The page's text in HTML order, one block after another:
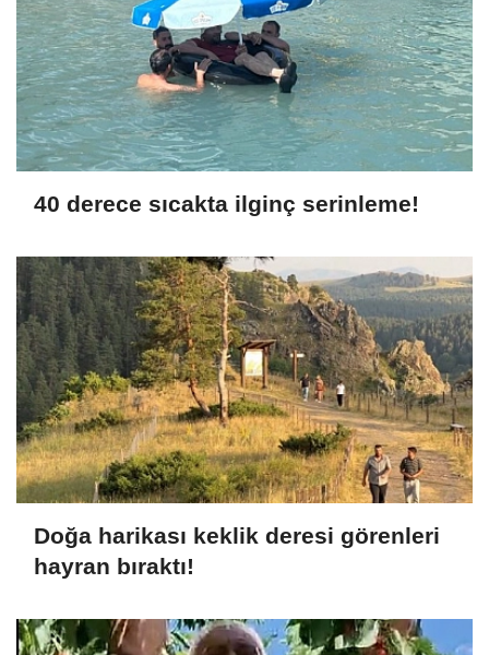
40 derece sıcakta ilginç serinleme!
Doğa harikası keklik deresi görenleri
hayran bıraktı!